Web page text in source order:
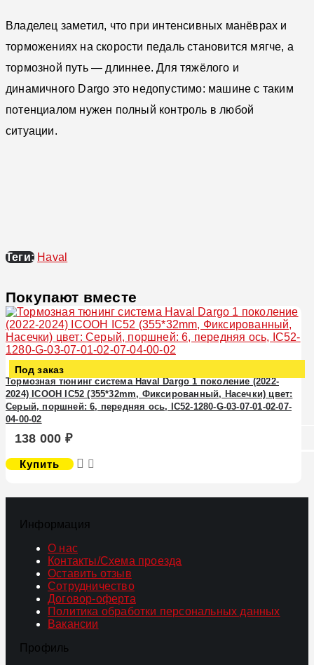
Владелец заметил, что при интенсивных манёврах и
торможениях на скорости педаль становится мягче, а
тормозной путь — длиннее. Для тяжёлого и
динамичного Dargo это недопустимо: машине с таким
потенциалом нужен полный контроль в любой
ситуации.
Теги: Haval
Покупают вместе
Под заказ
Тормозная тюнинг система Haval Dargo 1 поколение (2022-
2024) ICOOH IC52 (355*32mm, Фиксированный, Насечки) цвет:
Серый, поршней: 6, передняя ось, IC52-1280-G-03-07-01-02-07-
04-00-02
138 000 ₽
Купить
Информация
О нас
Контакты/Схема проезда
Оставить отзыв
Сотрудничество
Договор-оферта
Политика обработки персональных данных
Вакансии
Профиль